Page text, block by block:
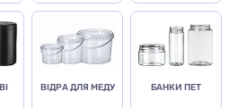
ВІДРА ДЛЯ МЕДУ БАНКИ ПЕТ